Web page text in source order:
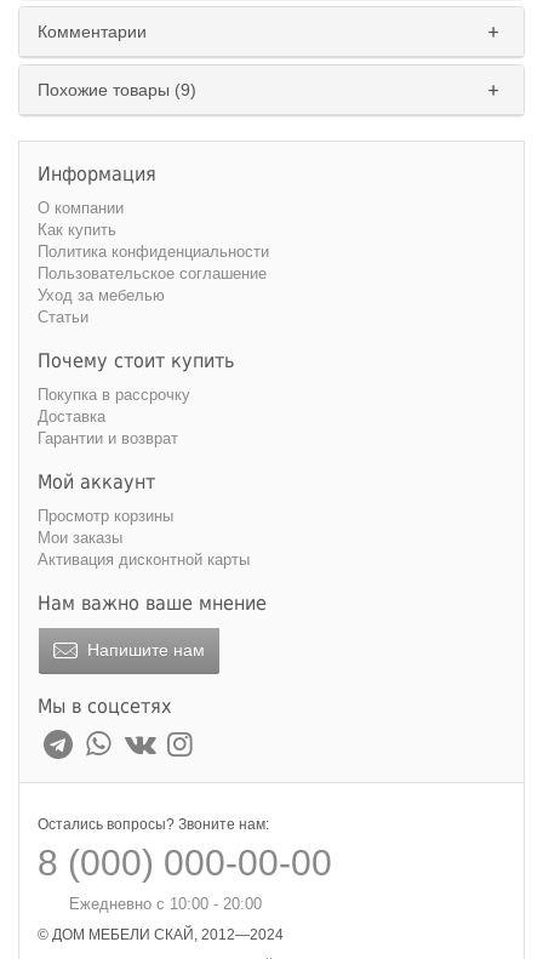
Комментарии
Похожие товары (9)
Информация
О компании
Как купить
Политика конфиденциальности
Пользовательское соглашение
Уход за мебелью
Статьи
Почему стоит купить
Покупка в рассрочку
Доставка
Гарантии и возврат
Мой аккаунт
Просмотр корзины
Мои заказы
Активация дисконтной карты
Нам важно ваше мнение
Напишите нам
Мы в соцсетях
Остались вопросы? Звоните нам:
8 (000) 000-00-00
Ежедневно с 10:00 - 20:00
© ДОМ МЕБЕЛИ СКАЙ, 2012—2024